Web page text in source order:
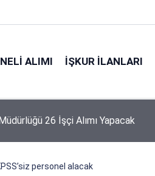
ALIMI İŞKUR İLANLARI
26 İşçi Alımı Yapacak
personel alacak